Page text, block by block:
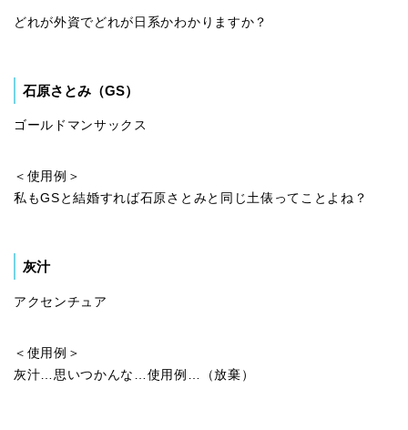
どれが外資でどれが日系かわかりますか？
石原さとみ（GS）
ゴールドマンサックス
＜使用例＞
私もGSと結婚すれば石原さとみと同じ土俵ってことよね？
灰汁
アクセンチュア
＜使用例＞
灰汁…思いつかんな…使用例…（放棄）